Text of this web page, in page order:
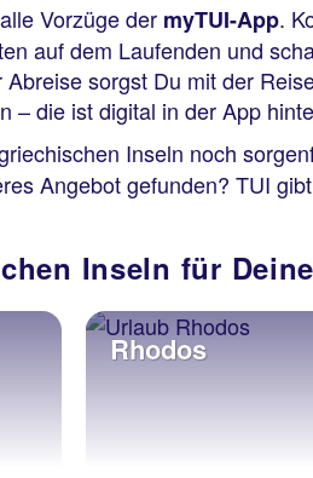
Vorzüge der myTUI-App.
auf dem Laufenden und
sorgst Du mit der
– die ist digital in der App
Inseln noch
Angebot gefunden? TUI
Inseln für
Rhodos